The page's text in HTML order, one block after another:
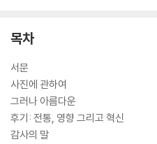
목차
서문
사진에 관하여
그러나 아름다운
후기: 전통, 영향 그리고 혁신
감사의 말